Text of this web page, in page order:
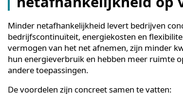
Ontdek in een vrijblijvend gesprek wat
Welke voordelen
netafhankelijkheid